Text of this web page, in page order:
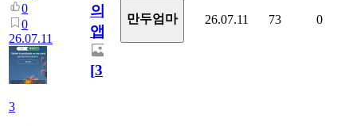
0
0
26.07.11
3
의
앱.
[3]
만두엄마 26.07.11 73 0